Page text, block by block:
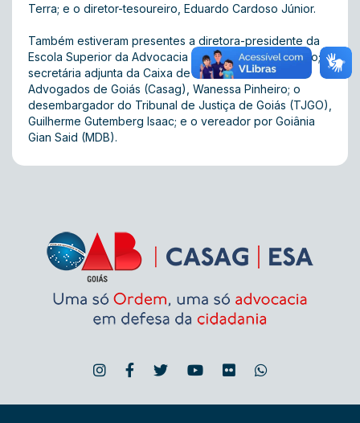
Terra; e o diretor-tesoureiro, Eduardo Cardoso Júnior.
Também estiveram presentes a diretora-presidente da
Escola Superior da Advocacia (ESA), Antônia Chaveiro; a
secretária adjunta da Caixa de Assistência dos
Advogados de Goiás (Casag), Wanessa Pinheiro; o
desembargador do Tribunal de Justiça de Goiás (TJGO),
Guilherme Gutemberg Isaac; e o vereador por Goiânia
Gian Said (MDB).